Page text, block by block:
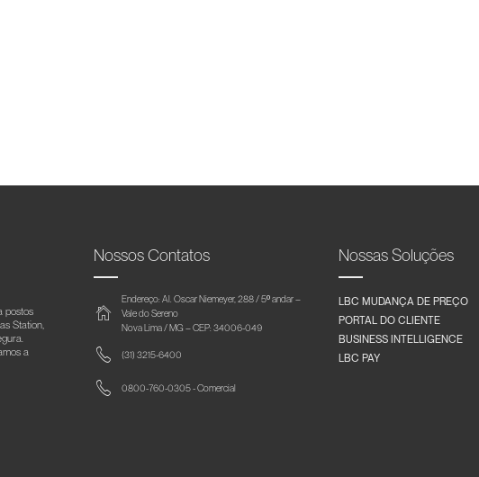
postos
Station,
a
Nossos Contatos
Endereço: Al. Oscar Niemeyer, 288 / 5º andar –
Vale do Sereno
Nova Lima / MG – CEP: 34006-049
(31) 3215-6400
0800-760-0305 - Comercial
Nossas Soluções
LBC MUDANÇA DE PREÇO
PORTAL DO CLIENTE
BUSINESS INTELLIGENCE
LBC PAY